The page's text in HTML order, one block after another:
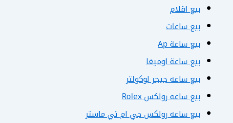
بيع اقلام
بيع ساعات
بيع ساعة Ap
بيع ساعة اوميغا
بيع ساعه جيجر لوكولتر
بيع ساعه رولكس Rolex
بيع ساعه رولكس جي ام تي ماستر